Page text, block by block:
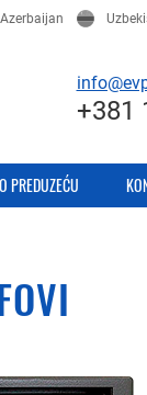
Azerbaijan
+381
O PREDUZEĆU